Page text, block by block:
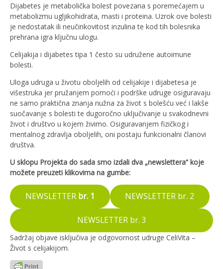
Dijabetes je metabolička bolest povezana s poremećajem u
metabolizmu ugljikohidrata, masti i proteina. Uzrok ove bolesti
je nedostatak ili neučinkovitost inzulina te kod tih bolesnika
prehrana igra ključnu ulogu.
Celijakija i dijabetes tipa 1 često su udružene autoimune
bolesti.
Uloga udruga u životu oboljelih od celijakije i dijabetesa je
višestruka jer pružanjem pomoći i podrške udruge osiguravaju
ne samo praktična znanja nužna za život s bolešću već i lakše
suočavanje s bolesti te dugoročno uključivanje u svakodnevni
život i društvo u kojem živimo. Osiguravanjem fizičkog i
mentalnog zdravlja oboljelih, oni postaju funkcionalni članovi
društva.
U sklopu Projekta do sada smo izdali dva „newslettera“ koje
možete preuzeti klikovima na gumbe:
NEWSLETTER br. 1 NEWSLETTER br. 2
NEWSLETTER br. 3
Sadržaj objave isključiva je odgovornost udruge CeliVita –
Život s celijakijom.